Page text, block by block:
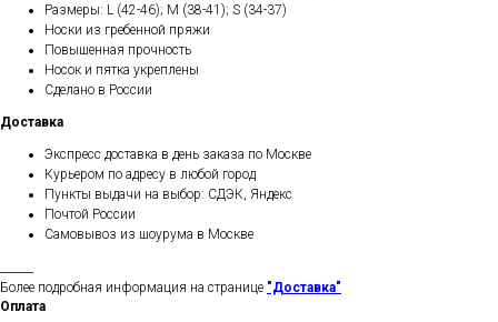
Размеры: L (42-46); M (38-41); S (34-37)
Носки из гребенной пряжи
Повышенная прочность
Носок и пятка укреплены
Сделано в России
Доставка
Экспресс доставка в день заказа по Москве
Курьером по адресу в любой город
Пункты выдачи на выбор: СДЭК, Яндекс
Почтой России
Самовывоз из шоурума в Москве
Более подробная информация на странице "Доставка"
Оплата